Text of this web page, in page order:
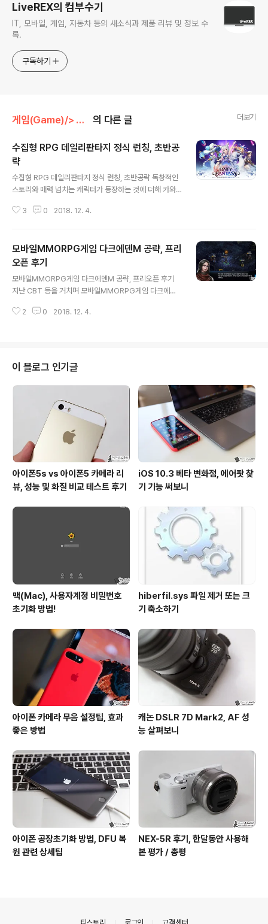
LiveREX의 컴부수기
IT, 모바일, 게임, 자동차 등의 새소식과 제품 리뷰 및 정보 수
록.
구독하기
게임(Game)/> 모바일 게임(Mobile Game) 의 다른 글 더보기
수집형 RPG 데일리판타지 정식 런칭, 초반공
략
수집형 RPG 데일리판타지 정식 런칭, 초반공략 독창적인
스토리와 매력 넘치는 캐릭터가 등장하는 것에 더해 카와
른 매력을 전하고 있는 수집형RPG게임 데일리 판타지가
이지만, 테스트 당시 반응을 보면 이런 흐름이 나쁘지 않다
는 이야기도 적지 않은 모습입니다. 그만큼 런칭 전부터 게
임성을 비롯해 콘텐츠 등 그 준비에 큰 부족함이 없었다는
방증이 아닐까 싶은데요. 본문에서는 데일리판타지 후기를
를 해 보도록 하겠습니다. 우선, 지난 CBT를 경험해 본 덕
3 0 2018. 12. 4.
모바일MMORPG게임 다크에덴M 공략, 프리
오픈 후기
모바일MMORPG게임 다크에덴M 공략, 프리오픈 후기
지난 CBT 등을 거치며 모바일MMORPG게임 다크에덴
도 많이들 알고 계신 사실이 아닐까 싶습니다. 예상보다 훨
드린 것처럼, 현재 다크에덴M은 프리 오픈을 통해 누구나
플레이 가능한 상태입니다. 지난 CBT 등을 놓쳤던 분들이
라면 그래서 누구보다 빠르게 이 게임을 즐겨보고자 했던
분들에게는 더 없이 반가운 소식이 아닐까 하는데요. 이 글
에서는 오는 12월 4일 그랜드오픈에 앞서 알아두시면 좋
을 법한 정보 등을 전해드리도록 하겠..
2 0 2018. 12. 4.
이 블로그 인기글
아이폰5s vs 아이폰5 카메라 리
뷰, 성능 및 화질 비교 테스트 후기
iOS 10.3 베타 변화점, 에어팟 찾
기 기능 써보니
맥(Mac), 사용자계정 비밀번호
초기화 방법!
hiberfil.sys 파일 제거 또는 크
기 축소하기
아이폰 카메라 무음 설정팁, 효과
좋은 방법
캐논 DSLR 7D Mark2, AF 성
능 살펴보니
아이폰 공장초기화 방법, DFU 복
원 관련 상세팁
NEX-5R 후기, 한달동안 사용해
본 평가 / 총평